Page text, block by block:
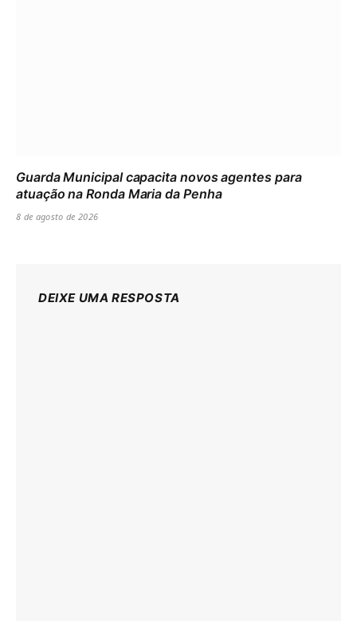
Guarda Municipal capacita novos agentes para
atuação na Ronda Maria da Penha
8 de agosto de 2026
DEIXE UMA RESPOSTA